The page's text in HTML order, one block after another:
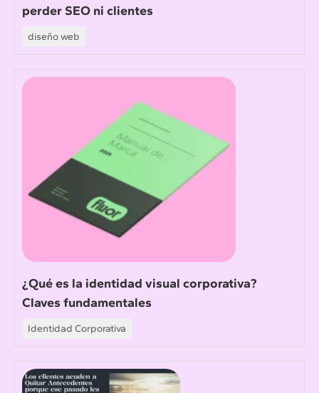
perder SEO ni clientes
diseño web
¿Qué es la identidad visual corporativa?
Claves fundamentales
Identidad Corporativa